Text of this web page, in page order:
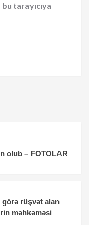
tarayıcıya
olub – FOTOLAR
rüşvət alan
məhkəməsi